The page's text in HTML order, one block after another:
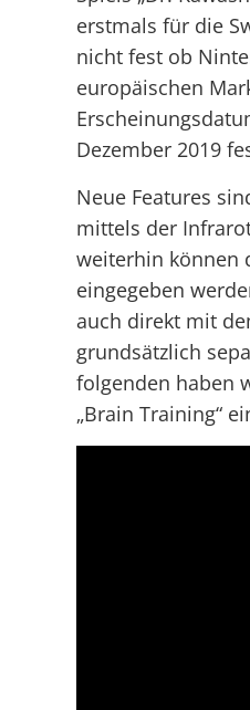
erstmals für die
nicht fest ob
europäischen
Dezember 2019
Neue Features
mittels der
weiterhin können
eingegeben
auch direkt mit
grundsätzlich
folgenden haben
„Brain Training“